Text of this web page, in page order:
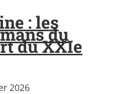
: les
du
du XXIe
2026